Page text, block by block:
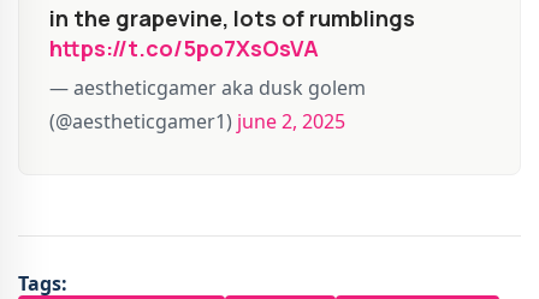
in the grapevine, lots of rumblings
https://t.co/5po7XsOsVA
— aestheticgamer aka dusk golem
(@aestheticgamer1) june 2, 2025
Tags: